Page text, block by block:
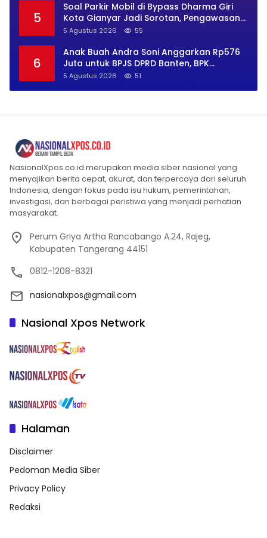
5
Soal Parkir Mobil di Bypass Dharma Giri
Kota Gianyar Jadi Sorotan, Pengawasan
Inkait Dipertanyakan
5 Agustus 2026 55
6
Anak Buah Andra Soni Anggarkan Rp576
Juta untuk BPJS DPRD Banten, BPK
Temukan Bayar Berlebih Rp282 Juta
5 Agustus 2026 51
NasionalXpos.co.id merupakan media siber nasional yang
menyajikan berita cepat, akurat, dan terpercaya dari seluruh
Indonesia, dengan fokus pada isu hukum, pemerintahan,
investigasi, dan berbagai peristiwa yang menjadi perhatian
masyarakat.
Perum Griya Artha Rancabango A.24, Rajeg,
Kabupaten Tangerang 44151
0812-1208-8321
nasionalxpos@gmail.com
Nasional Xpos Network
Halaman
Disclaimer
Pedoman Media Siber
Privacy Policy
Redaksi